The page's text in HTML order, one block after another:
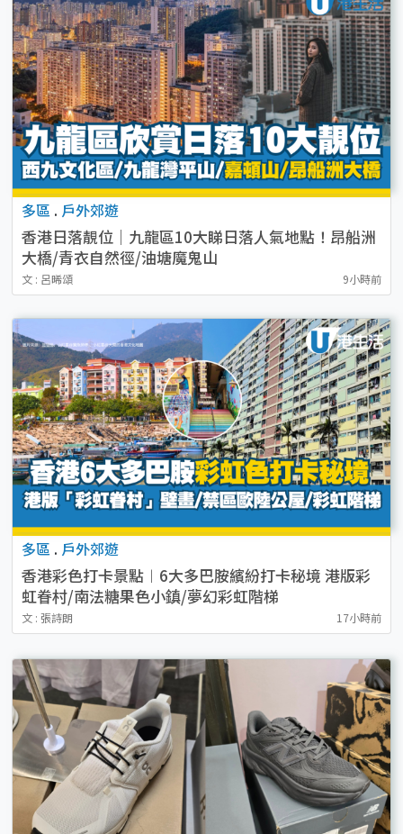
多區 . 戶外郊遊
香港日落靚位｜九龍區10大睇日落人氣地點！昂船洲
大橋/青衣自然徑/油塘魔鬼山
文 : 呂晞頌 9小時前
多區 . 戶外郊遊
香港彩色打卡景點︱6大多巴胺繽紛打卡秘境 港版彩
虹眷村/南法糖果色小鎮/夢幻彩虹階梯
文 : 張詩朗 17小時前